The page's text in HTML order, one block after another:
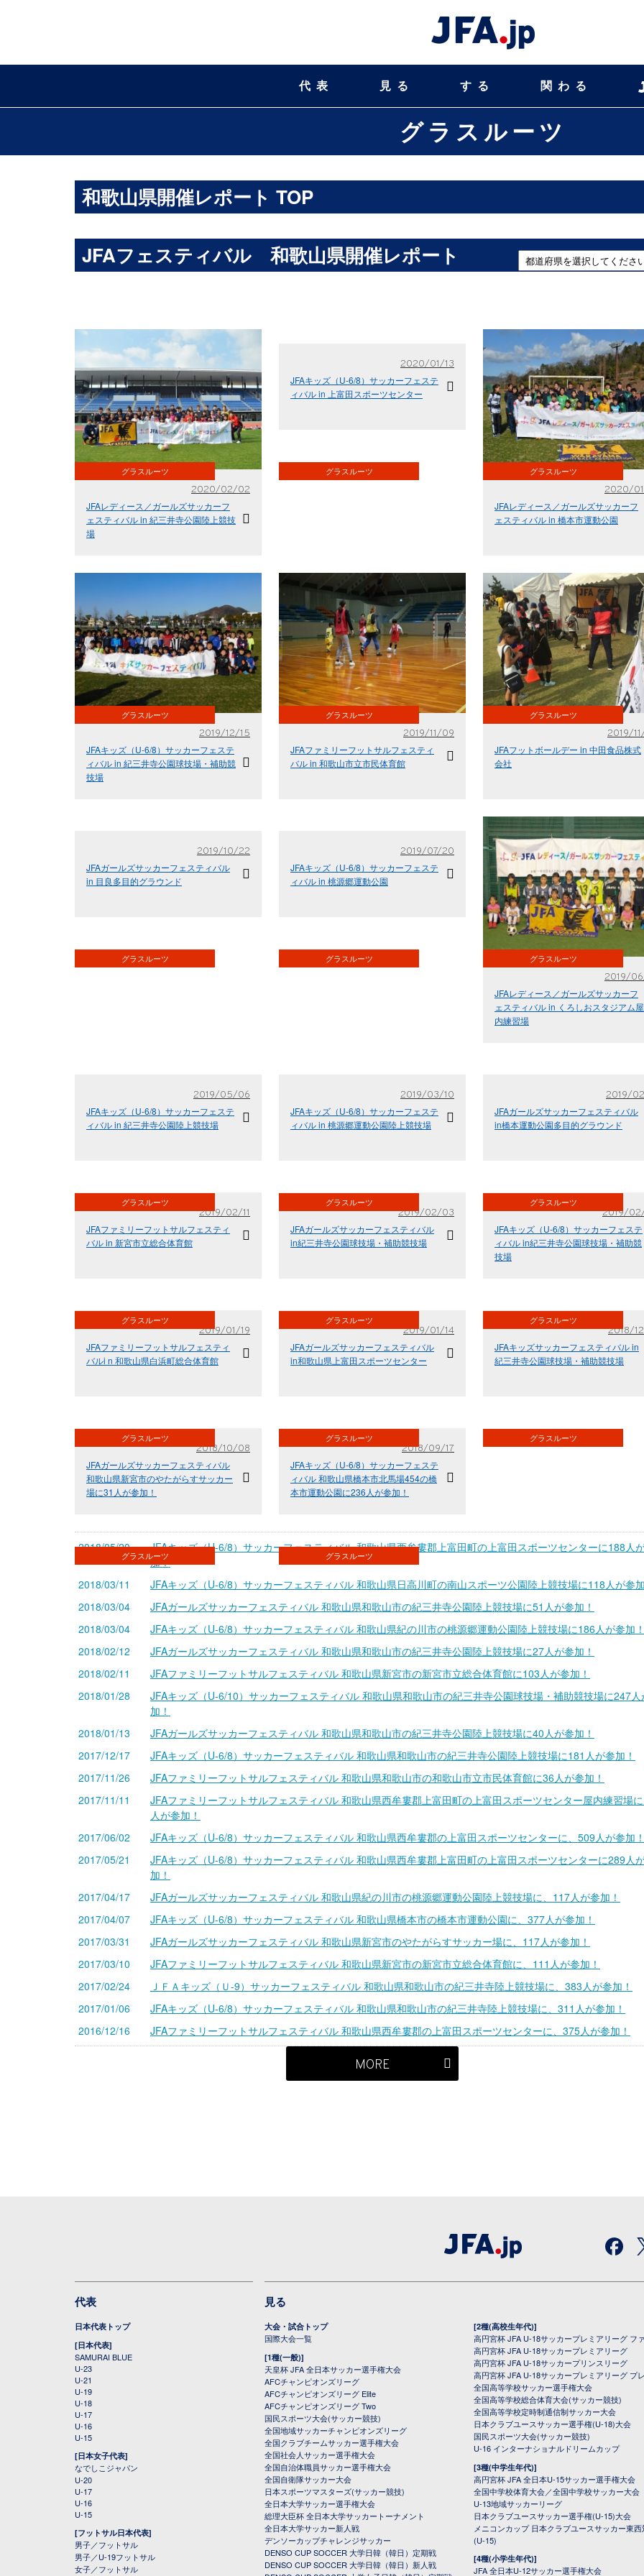
代表 見る する 関わる
グラスルーツ
和歌山県開催レポート TOP
JFAフェスティバル 和歌山県開催レポート
グラスルーツ
2020/02/02
JFAレディース／ガールズサッカーフ
ェスティバル in 紀三井寺公園陸上競技
場
グラスルーツ
2020/01/13
JFAキッズ（U-6/8）サッカーフェステ
ィバル in 上富田スポーツセンター
グラスルーツ
2020/
JFAレディース／ガールズサッカーフ
ェスティバル in 橋本市運動公園
グラスルーツ
2019/12/15
JFAキッズ（U-6/8）サッカーフェステ
ィバル in 紀三井寺公園球技場・補助競
技場
グラスルーツ
2019/11/09
JFAファミリーフットサルフェスティ
バル in 和歌山市立市民体育館
グラスルーツ
2019/
JFAフットボールデー in 中田食品株式
会社
グラスルーツ
2019/10/22
JFAガールズサッカーフェスティバル
in 目良多目的グラウンド
グラスルーツ
2019/07/20
JFAキッズ（U-6/8）サッカーフェステ
ィバル in 桃源郷運動公園
グラスルーツ
2019/
JFAレディース／ガールズサッカーフ
ェスティバル in くろしおスタジアム屋
内練習場
グラスルーツ
2019/05/06
JFAキッズ（U-6/8）サッカーフェステ
ィバル in 紀三井寺公園陸上競技場
グラスルーツ
2019/03/10
JFAキッズ（U-6/8）サッカーフェステ
ィバル in 桃源郷運動公園陸上競技場
グラスルーツ
2019/
JFAガールズサッカーフェスティバル
in橋本運動公園多目的グラウンド
グラスルーツ
2019/02/11
JFAファミリーフットサルフェスティ
バル in 新宮市立総合体育館
グラスルーツ
2019/02/03
JFAガールズサッカーフェスティバル
in紀三井寺公園球技場・補助競技場
グラスルーツ
2019/
JFAキッズ（U-6/8）サッカーフェステ
ィバル in紀三井寺公園球技場・補助競
技場
グラスルーツ
2019/01/19
JFAファミリーフットサルフェスティ
バルi n 和歌山県白浜町総合体育館
グラスルーツ
2019/01/14
JFAガールズサッカーフェスティバル
in和歌山県上富田スポーツセンター
グラスルーツ
2018/
JFAキッズサッカーフェスティバル in
紀三井寺公園球技場・補助競技場
グラスルーツ
2018/10/08
JFAガールズサッカーフェスティバル
和歌山県新宮市のやたがらすサッカー
場に31人が参加！
グラスルーツ
2018/09/17
JFAキッズ（U-6/8）サッカーフェステ
ィバル 和歌山県橋本市北馬場454の橋
本市運動公園に236人が参加！
2018/05/20
JFAキッズ（U-6/8）サッカーフェスティバル 和歌山県西牟婁郡上富田町の上富田スポーツセンターに188人
加！
2018/03/11
JFAキッズ（U-6/8）サッカーフェスティバル 和歌山県日高川町の南山スポーツ公園陸上競技場に118人が参
2018/03/04
JFAガールズサッカーフェスティバル 和歌山県和歌山市の紀三井寺公園陸上競技場に51人が参加！
2018/03/04
JFAキッズ（U-6/8）サッカーフェスティバル 和歌山県紀の川市の桃源郷運動公園陸上競技場に186人が参加
2018/02/12
JFAガールズサッカーフェスティバル 和歌山県和歌山市の紀三井寺公園陸上競技場に27人が参加！
2018/02/11
JFAファミリーフットサルフェスティバル 和歌山県新宮市の新宮市立総合体育館に103人が参加！
2018/01/28
JFAキッズ（U-6/10）サッカーフェスティバル 和歌山県和歌山市の紀三井寺公園球技場・補助競技場に247人
加！
2018/01/13
JFAガールズサッカーフェスティバル 和歌山県和歌山市の紀三井寺公園陸上競技場に40人が参加！
2017/12/17
JFAキッズ（U-6/8）サッカーフェスティバル 和歌山県和歌山市の紀三井寺公園陸上競技場に181人が参加！
2017/11/26
JFAファミリーフットサルフェスティバル 和歌山県和歌山市の和歌山市立市民体育館に36人が参加！
2017/11/11
JFAファミリーフットサルフェスティバル 和歌山県西牟婁郡上富田町の上富田スポーツセンター屋内練習場
人が参加！
2017/06/02
JFAキッズ（U-6/8）サッカーフェスティバル 和歌山県西牟婁郡の上富田スポーツセンターに、509人が参加
2017/05/21
JFAキッズ（U-6/8）サッカーフェスティバル 和歌山県西牟婁郡上富田町の上富田スポーツセンターに289人
加！
2017/04/17
JFAガールズサッカーフェスティバル 和歌山県紀の川市の桃源郷運動公園陸上競技場に、117人が参加！
2017/04/07
JFAキッズ（U-6/8）サッカーフェスティバル 和歌山県橋本市の橋本市運動公園に、377人が参加！
2017/03/31
JFAガールズサッカーフェスティバル 和歌山県新宮市のやたがらすサッカー場に、117人が参加！
2017/03/10
JFAファミリーフットサルフェスティバル 和歌山県新宮市の新宮市立総合体育館に、111人が参加！
2017/02/24
ＪＦＡキッズ（Ｕ-9）サッカーフェスティバル 和歌山県和歌山市の紀三井寺陸上競技場に、383人が参加！
2017/01/06
JFAキッズ（U-6/8）サッカーフェスティバル 和歌山県和歌山市の紀三井寺陸上競技場に、311人が参加！
2016/12/16
JFAファミリーフットサルフェスティバル 和歌山県西牟婁郡の上富田スポーツセンターに、375人が参加！
MORE
代表
日本代表トップ
[日本代表]
SAMURAI BLUE
U-23
U-21
U-19
U-18
U-17
U-16
U-15
[日本女子代表]
なでしこジャパン
U-20
U-17
U-16
U-15
[フットサル日本代表]
男子／フットサル
男子／U-19フットサル
女子／フットサル
見る
大会・試合トップ
国際大会一覧
[1種(一般)]
天皇杯 JFA 全日本サッカー選手権大会
AFCチャンピオンズリーグ
AFCチャンピオンズリーグ Elite
AFCチャンピオンズリーグ Two
国民スポーツ大会(サッカー競技)
全国地域サッカーチャンピオンズリーグ
全国クラブチームサッカー選手権大会
全国社会人サッカー選手権大会
全国自治体職員サッカー選手権大会
全国自衛隊サッカー大会
日本スポーツマスターズ(サッカー競技)
全日本大学サッカー選手権大会
総理大臣杯 全日本大学サッカートーナメント
全日本大学サッカー新人戦
デンソーカップチャレンジサッカー
DENSO CUP SOCCER 大学日韓（韓日）定期戦
DENSO CUP SOCCER 大学日韓（韓日）新人戦
[2種(高校生年代)]
高円宮杯 JFA U-18サッカープレミアリーグ フ
高円宮杯 JFA U-18サッカープレミアリーグ
高円宮杯 JFA U-18サッカープリンスリーグ
高円宮杯 JFA U-18サッカープレミアリーグ プ
全国高等学校サッカー選手権大会
全国高等学校総合体育大会(サッカー競技)
全国高等学校定時制通信制サッカー大会
日本クラブユースサッカー選手権(U-18)大会
国民スポーツ大会(サッカー競技)
U-16 インターナショナルドリームカップ
[3種(中学生年代)]
高円宮杯 JFA 全日本U-15サッカー選手権大会
全国中学校体育大会／全国中学校サッカー大会
U-13地域サッカーリーグ
日本クラブユースサッカー選手権(U-15)大会
メニコンカップ 日本クラブユースサッカー東
(U-15)
[4種(小学生年代)]
JFA 全日本U-12サッカー選手権大会